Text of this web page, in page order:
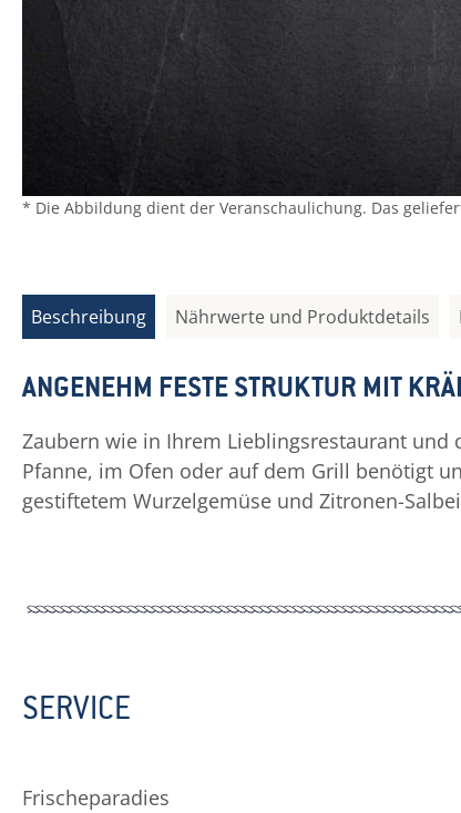
* Die Abbildung dient der Veranschaulichung. Das
Beschreibung Nährwerte und Produktdetails
ANGENEHM FESTE STRUKTUR MIT
Zaubern wie in Ihrem Lieblingsrestaurant
Pfanne, im Ofen oder auf dem Grill benötigt
gestiftetem Wurzelgemüse und Zitronen-
SERVICE
Frischeparadies